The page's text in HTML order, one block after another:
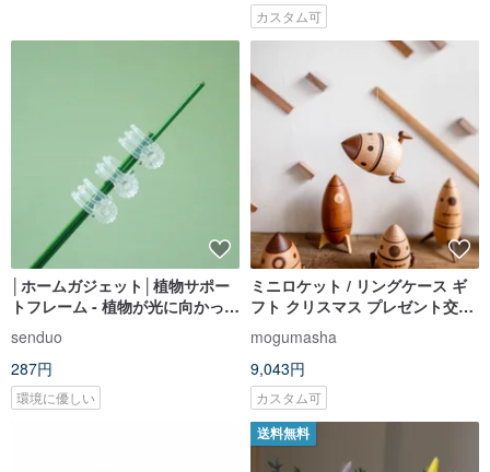
カスタム可
│ホームガジェット│植物サポー
トフレーム - 植物が光に向かって
傾いて成長するのに適していま
す
senduo
287円
環境に優しい
ミニロケット / リングケース ギ
フト クリスマス プレゼント交換
オーナメント
mogumasha
9,043円
カスタム可
送料無料